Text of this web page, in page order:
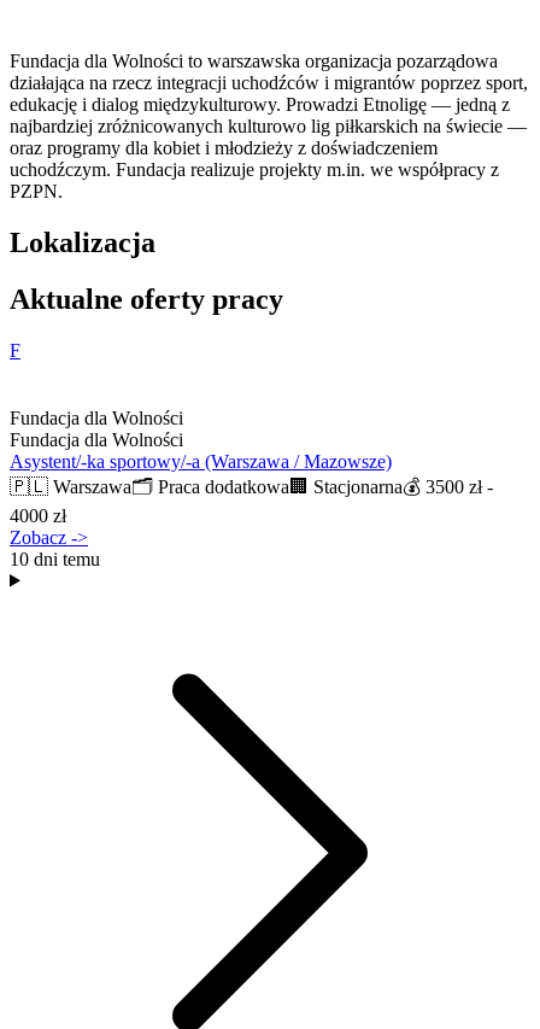
Fundacja dla Wolności to warszawska organizacja pozarządowa
działająca na rzecz integracji uchodźców i migrantów poprzez sport,
edukację i dialog międzykulturowy. Prowadzi Etnoligę — jedną z
najbardziej zróżnicowanych kulturowo lig piłkarskich na świecie —
oraz programy dla kobiet i młodzieży z doświadczeniem
uchodźczym. Fundacja realizuje projekty m.in. we współpracy z
PZPN.
Lokalizacja
Aktualne oferty pracy
F
Fundacja dla Wolności
Fundacja dla Wolności
Asystent/-ka sportowy/-a (Warszawa / Mazowsze)
🇵🇱 Warszawa🗂️ Praca dodatkowa 🏢 Stacjonarna💰 3500 zł -
4000 zł
Zobacz ->
10 dni temu